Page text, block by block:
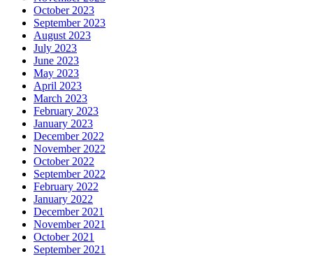
October 2023
September 2023
August 2023
July 2023
June 2023
May 2023
April 2023
March 2023
February 2023
January 2023
December 2022
November 2022
October 2022
September 2022
February 2022
January 2022
December 2021
November 2021
October 2021
September 2021